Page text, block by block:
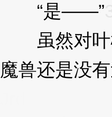
“是——”
虽然对叶
魔兽还是没